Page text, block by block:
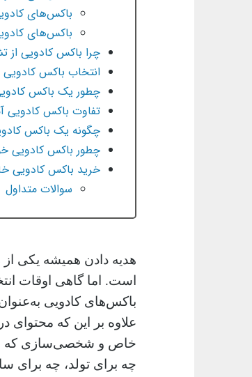
باکس‌های
باکس‌های
چرا باکس کادویی از
انتخاب باکس
چطور یک باکس
تفاوت باکس
چگونه یک باکس
چطور باکس کادویی
خرید باکس کادویی
سوالات متداول
هدیه دادن همیشه یکی از
است. اما گاهی اوقات
باکس‌های کادویی
علاوه بر این که
خاص و شخصی‌سازی که
چه برای تولد، چه برای